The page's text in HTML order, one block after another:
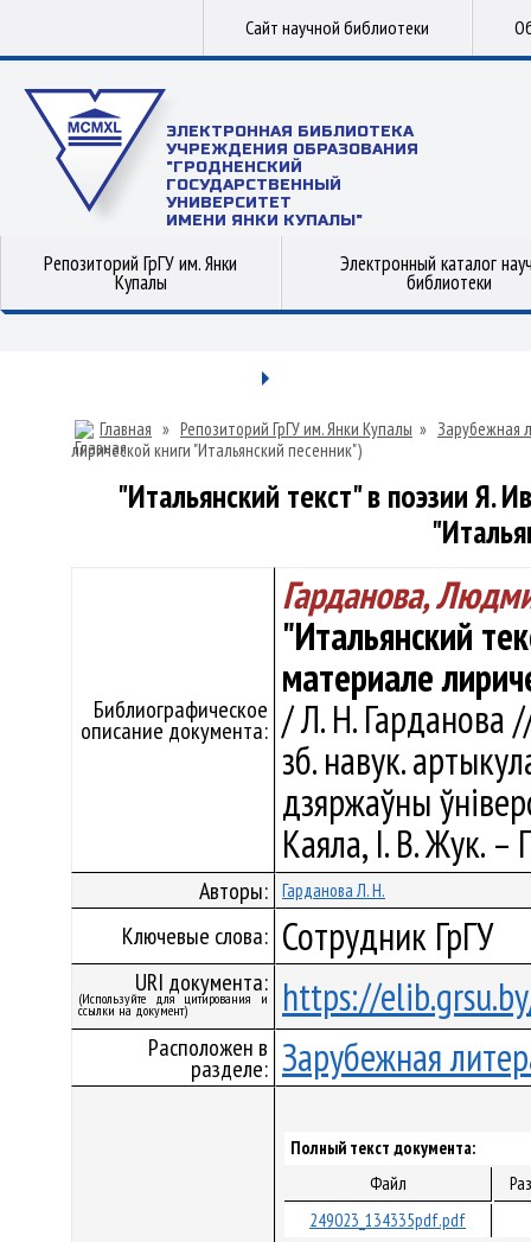
Сайт научной библиотеки
ЭЛЕКТРОННАЯ БИБЛИОТЕКА
УЧРЕЖДЕНИЯ ОБРАЗОВАНИЯ
"ГРОДНЕНСКИЙ
ГОСУДАРСТВЕННЫЙ
УНИВЕРСИТЕТ
ИМЕНИ ЯНКИ КУПАЛЫ"
Репозиторий ГрГУ им. Янки
Купалы
Электронный каталог
библиотеки
Главная » Репозиторий ГрГУ им. Янки Купалы » Зарубежная
лирической книги "Итальянский песенник")
"Итальянский текст" в поэзии Я.
Библиографическое
описание документа:
Гарданова,
"Итальянский
материале
/ Л. Н. Гарданова
зб. навук.
дзяржаўны
Каяла, І. В. Жук.
Авторы: Гарданова Л. Н.
Ключевые слова: Сотрудник ГрГУ
URI документа:
(Используйте для цитирования и
ссылки на документ) https://
Расположен в
разделе: Зарубежная
Полный текст документа:
Файл
249023_134335pdf.pdf